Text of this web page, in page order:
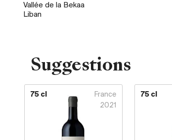
Vallée de la Bekaa
Liban
Suggestions
75 cl
France
2021
75 cl